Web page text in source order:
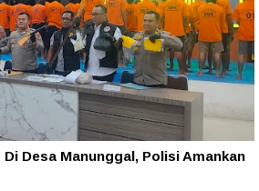
Desa Manunggal, Polisi Amankan